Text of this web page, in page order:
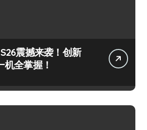
震撼来袭！创新
全掌握！